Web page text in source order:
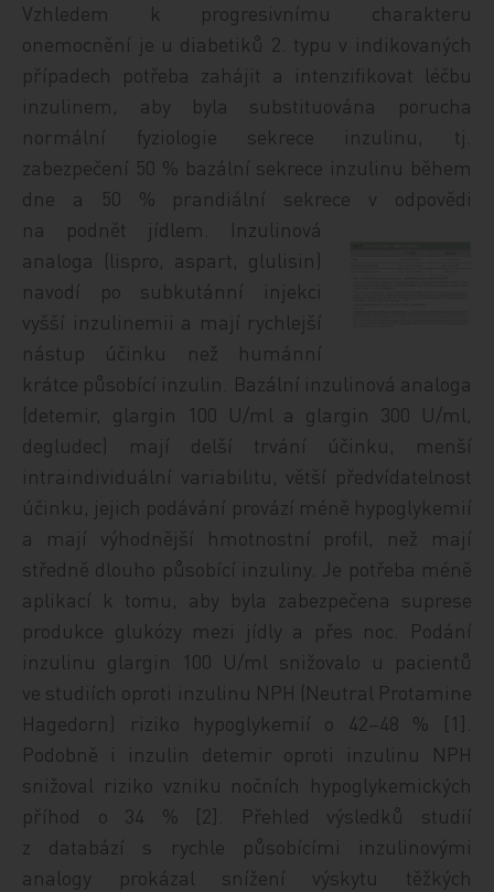
Vzhledem k progresivnímu charakteru
onemocnění je u diabetiků 2. typu v indikovaných
případech potřeba zahájit a intenzifikovat léčbu
inzulinem, aby byla substituována porucha
normální fyziologie sekrece inzulinu, tj.
zabezpečení 50 % bazální sekrece inzulinu během
dne a 50 % prandiální sekrece v odpovědi
na podnět jídlem. Inzulinová
analoga (lispro, aspart, glulisin)
navodí po subkutánní injekci
vyšší inzulinemii a mají rychlejší
nástup účinku než humánní
krátce působící inzulin. Bazální inzulinová analoga
(detemir, glargin 100 U/ml a glargin 300 U/ml,
degludec) mají delší trvání účinku, menší
intraindividuální variabilitu, větší předvídatelnost
účinku, jejich podávání provází méně hypoglykemií
a mají výhodnější hmotnostní profil, než mají
středně dlouho působící inzuliny. Je potřeba méně
aplikací k tomu, aby byla zabezpečena suprese
produkce glukózy mezi jídly a přes noc. Podání
inzulinu glargin 100 U/ml snižovalo u pacientů
ve studiích oproti inzulinu NPH (Neutral Protamine
Hagedorn) riziko hypoglykemií o 42–48 % [1].
Podobně i inzulin detemir oproti inzulinu NPH
snižoval riziko vzniku nočních hypoglykemických
příhod o 34 % [2]. Přehled výsledků studií
z databází s rychle působícími inzulinovými
analogy prokázal snížení výskytu těžkých